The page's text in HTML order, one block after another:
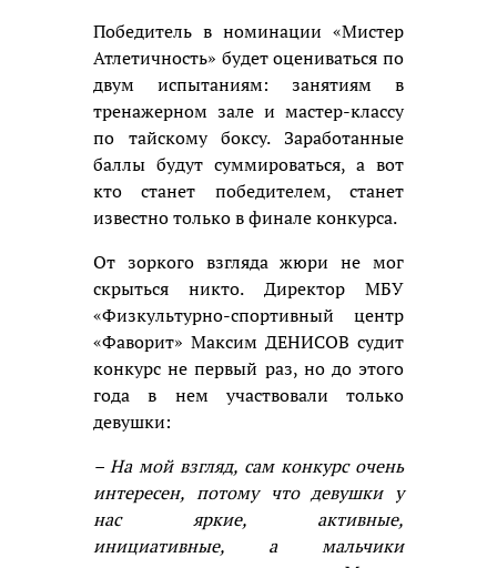
Победитель в номинации «Мистер
Атлетичность» будет оцениваться по
двум испытаниям: занятиям в
тренажерном зале и мастер-классу
по тайскому боксу. Заработанные
баллы будут суммироваться, а вот
кто станет победителем, станет
известно только в финале конкурса.
От зоркого взгляда жюри не мог
скрыться никто. Директор МБУ
«Физкультурно-спортивный центр
«Фаворит» Максим ДЕНИСОВ судит
конкурс не первый раз, но до этого
года в нем участвовали только
девушки:
– На мой взгляд, сам конкурс очень
интересен, потому что девушки у
нас яркие, активные,
инициативные, а мальчики